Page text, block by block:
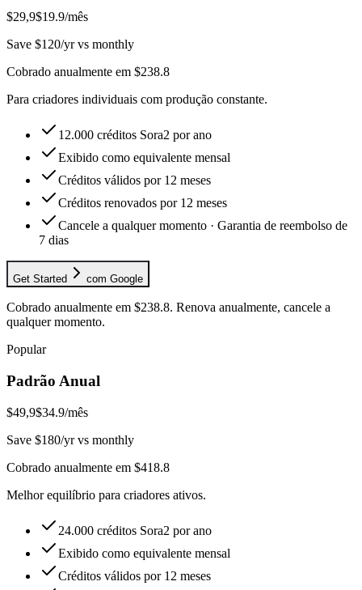
$29,9$19.9/mês
Save $120/yr vs monthly
Cobrado anualmente em $238.8
Para criadores individuais com produção constante.
12.000 créditos Sora2 por ano
Exibido como equivalente mensal
Créditos válidos por 12 meses
Créditos renovados por 12 meses
Cancele a qualquer momento · Garantia de reembolso de
7 dias
Get Started com Google
Cobrado anualmente em $238.8. Renova anualmente, cancele a
qualquer momento.
Popular
Padrão Anual
$49,9$34.9/mês
Save $180/yr vs monthly
Cobrado anualmente em $418.8
Melhor equilíbrio para criadores ativos.
24.000 créditos Sora2 por ano
Exibido como equivalente mensal
Créditos válidos por 12 meses